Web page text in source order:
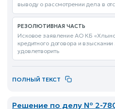
выводу о рассмотрении дела в
РЕЗОЛЮТИВНАЯ ЧАСТЬ
Исковое заявление АО КБ
кредитного договора и
удовлетворить
ПОЛНЫЙ ТЕКСТ
Решение по делу № 2-